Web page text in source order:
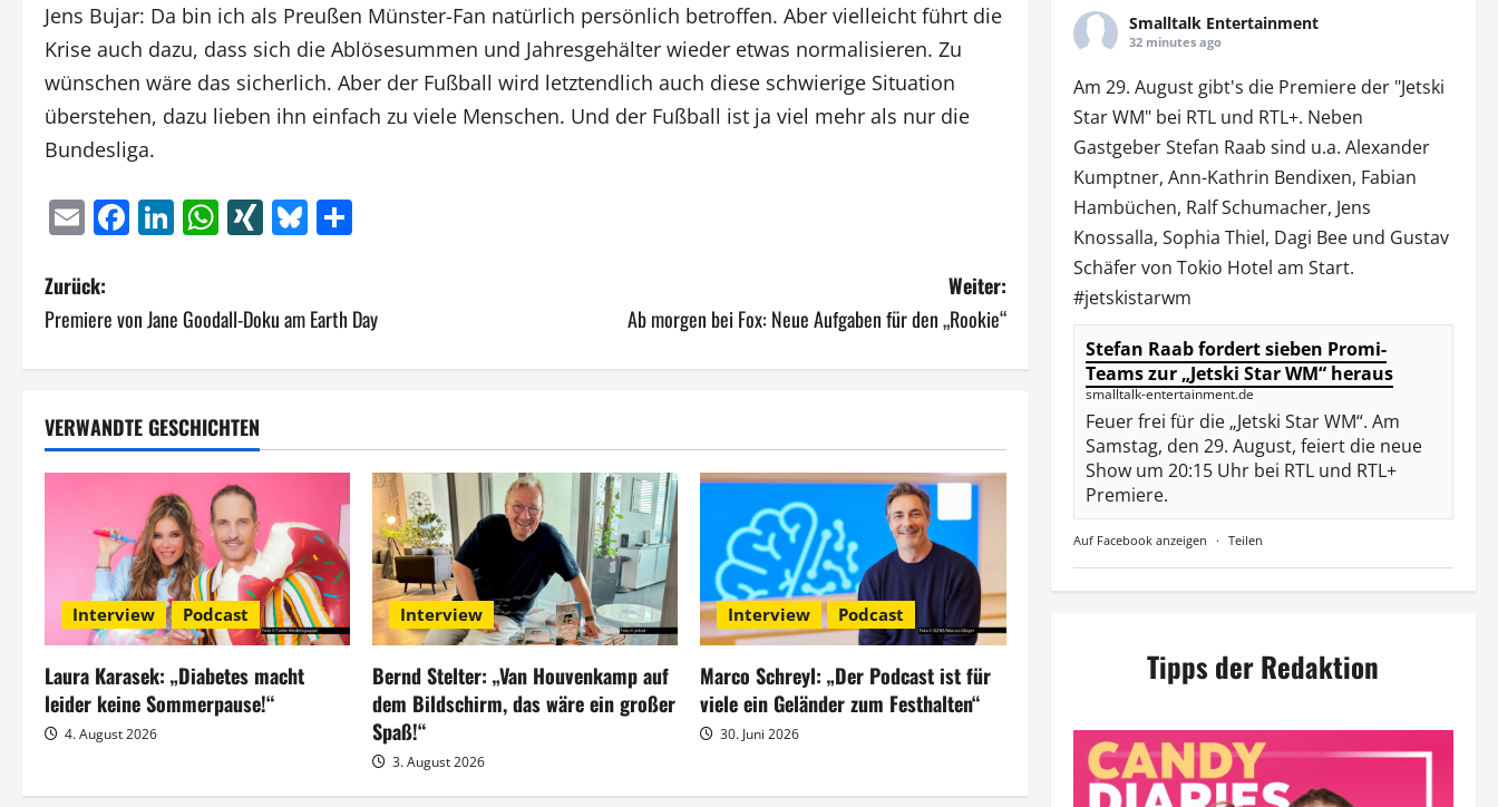
Jens Bujar: Da bin ich als Preußen Münster-Fan natürlich persönlich betroffen. Aber vielleicht führt die
Krise auch dazu, dass sich die Ablösesummen und Jahresgehälter wieder etwas normalisieren. Zu
wünschen wäre das sicherlich. Aber der Fußball wird letztendlich auch diese schwierige Situation
überstehen, dazu lieben ihn einfach zu viele Menschen. Und der Fußball ist ja viel mehr als nur die
Bundesliga.
EmailFacebook
LinkedIn
WhatsApp
XINGBluesky
B
e
i
t
r
n
a
Zurück:
Premiere von Jane Goodall-Doku am Earth Day
Weiter:
Ab morgen bei Fox: Neue Aufgaben für den „Rookie“
VERWANDTE GESCHICHTEN
Interview Podcast
Laura Karasek: „Diabetes macht
leider keine Sommerpause!“
4. August 2026
Interview
Bernd Stelter: „Van Houvenkamp auf
dem Bildschirm, das wäre ein großer
Spaß!“
3. August 2026
Interview Podcast
Marco Schreyl: „Der Podcast ist für
viele ein Geländer zum Festhalten“
30. Juni 2026
Smalltalk Entertainment
32 minutes ago
Am 29. August gibt's die Premiere der "Jetski
Star WM" bei RTLund RTL+. Neben
Gastgeber Stefan Raab sind u.a. Alexander
Kumptner, Ann-Kathrin Bendixen, Fabian
Hambüchen, Ralf Schumacher, Jens
Knossalla, Sophia Thiel, Dagi Beeund Gustav
Schäfer von Tokio Hotel am Start.
#jetskistarwm
Stefan Raab fordert sieben Promi-
Teams zur „Jetski Star WM“ heraus
smalltalk-entertainment.de
Feuer frei für die „Jetski Star WM“. Am
Samstag, den 29. August, feiert die neue
Show um 20:15 Uhr bei RTL und RTL+
Premiere.
Auf Facebook anzeigen · Teilen
Tipps der Redaktion